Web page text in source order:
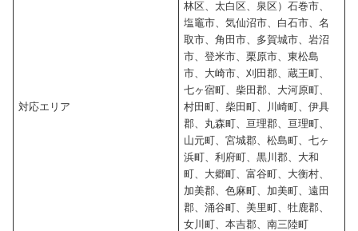
対応エリア
林区、太白区、泉区）石巻市、
塩竈市、気仙沼市、白石市、名
取市、角田市、多賀城市、岩沼
市、登米市、栗原市、東松島
市、大崎市、刈田郡、蔵王町、
七ヶ宿町、柴田郡、大河原町、
村田町、柴田町、川崎町、伊具
郡、丸森町、亘理郡、亘理町、
山元町、宮城郡、松島町、七ヶ
浜町、利府町、黒川郡、大和
町、大郷町、富谷町、大衡村、
加美郡、色麻町、加美町、遠田
郡、涌谷町、美里町、牡鹿郡、
女川町、本吉郡、南三陸町